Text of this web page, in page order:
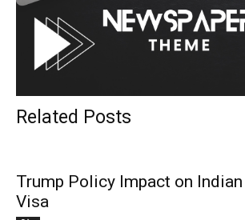
Related Posts
Trump Policy Impact on
Visa